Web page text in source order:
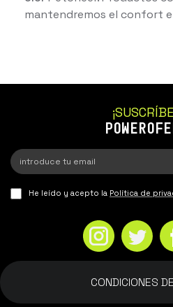
mantendremos el confort
He leído y acepto la Política de
CONDICIONES DE